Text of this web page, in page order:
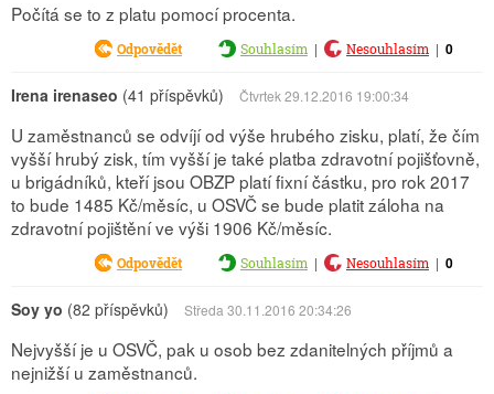
Počítá se to z platu pomocí procenta.
Odpovědět Souhlasím | Nesouhlasím | 0
Irena irenaseo (41 příspěvků) Čtvrtek 29.12.2016 19:00:34
U zaměstnanců se odvíjí od výše hrubého zisku, platí, že čím
vyšší hrubý zisk, tím vyšší je také platba zdravotní pojišťovně,
u brigádníků, kteří jsou OBZP platí fixní částku, pro rok 2017
to bude 1485 Kč/měsíc, u OSVČ se bude platit záloha na
zdravotní pojištění ve výši 1906 Kč/měsíc.
Odpovědět Souhlasím | Nesouhlasím | 0
Soy yo (82 příspěvků) Středa 30.11.2016 20:34:26
Nejvyšší je u OSVČ, pak u osob bez zdanitelných příjmů a
nejnižší u zaměstnanců.